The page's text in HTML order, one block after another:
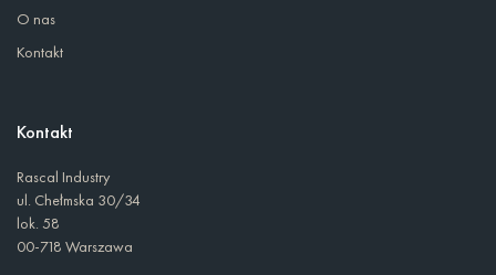
O nas
Kontakt
Kontakt
Rascal Industry
ul. Chełmska 30/34
lok. 58
00-718 Warszawa